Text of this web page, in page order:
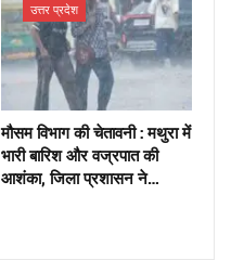
उत्तर प्रदेश
मौसम विभाग की चेतावनी : मथुरा में
भारी बारिश और वज्रपात की
आशंका, जिला प्रशासन ने…